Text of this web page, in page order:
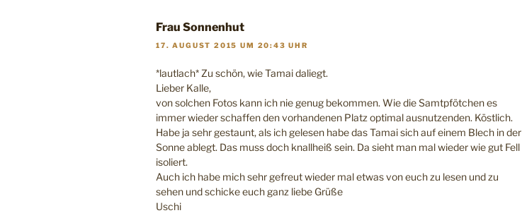
Frau Sonnenhut
17. AUGUST 2015 UM 20:43 UHR
*lautlach* Zu schön, wie Tamai daliegt.
Lieber Kalle,
von solchen Fotos kann ich nie genug bekommen. Wie die Samtpfötchen es
immer wieder schaffen den vorhandenen Platz optimal ausnutzenden. Köstlich.
Habe ja sehr gestaunt, als ich gelesen habe das Tamai sich auf einem Blech in der
Sonne ablegt. Das muss doch knallheiß sein. Da sieht man mal wieder wie gut Fell
isoliert.
Auch ich habe mich sehr gefreut wieder mal etwas von euch zu lesen und zu
sehen und schicke euch ganz liebe Grüße
Uschi